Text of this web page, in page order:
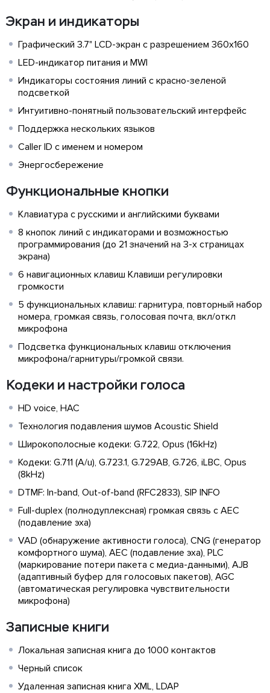
Экран и индикаторы
Графический 3.7" LCD-экран с разрешением 360х160
LED-индикатор питания и MWI
Индикаторы состояния линий с красно-зеленой
подсветкой
Интуитивно-понятный пользовательский интерфейс
Поддержка нескольких языков
Caller ID с именем и номером
Энергосбережение
Функциональные кнопки
Клавиатура с русскими и английскими буквами
8 кнопок линий с индикаторами и возможностью
программирования (до 21 значений на 3-х страницах
экрана)
6 навигационных клавиш Клавиши регулировки
громкости
5 функциональных клавиш: гарнитура, повторный набор
номера, громкая связь, голосовая почта, вкл/откл
микрофона
Подсветка функциональных клавиш отключения
микрофона/гарнитуры/громкой связи.
Кодеки и настройки голоса
HD voice, HAC
Технология подавления шумов Acoustic Shield
Широкополосные кодеки: G.722, Opus (16kHz)
Кодеки: G.711 (A/u), G.723.1, G.729AB, G.726, iLBC, Opus
(8kHz)
DTMF: In-band, Out-of-band (RFC2833), SIP INFO
Full-duplex (полнодуплексная) громкая связь с AEC
(подавление эха)
VAD (обнаружение активности голоса), CNG (генератор
комфортного шума), AEC (подавление эха), PLC
(маркирование потери пакета с медиа-данными), AJB
(адаптивный буфер для голосовых пакетов), AGC
(автоматическая регулировка чувствительности
микрофона)
Записные книги
Локальная записная книга до 1000 контактов
Черный список
Удаленная записная книга XML, LDAP